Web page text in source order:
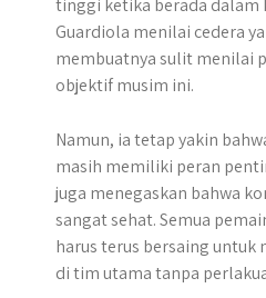
tinggi ketika berada dalam
Guardiola menilai cedera
membuatnya sulit menilai
objektif musim ini.
Namun, ia tetap yakin
masih memiliki peran
juga menegaskan bahwa
sangat sehat. Semua
harus terus bersaing
di tim utama tanpa